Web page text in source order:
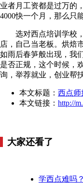
业者月工资都是过万的
4000快一个月，那么只
选对西点培训学校，
店，自己当老板。烘焙
如雨后春笋般出现，我
是否正规，这个时候，
询，举荐就业，创业帮
本文标题： 西点师
本文链接： http://
大家还看了
学西点难吗